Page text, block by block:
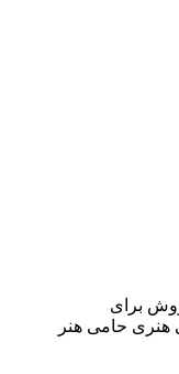
برای
هنری حامی هنر